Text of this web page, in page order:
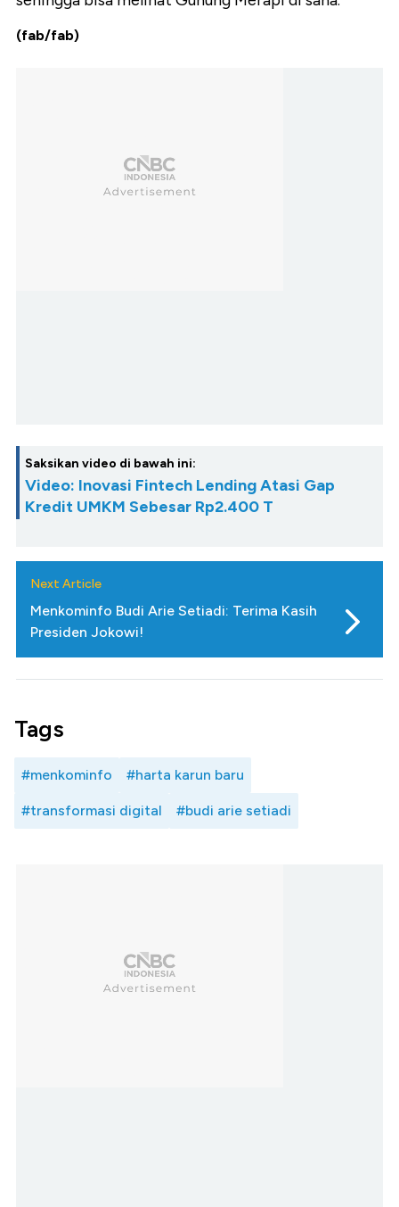
(fab/fab)
Saksikan video di bawah ini:
Video: Inovasi Fintech Lending Atasi Gap
Kredit UMKM Sebesar Rp2.400 T
Next Article
Menkominfo Budi Arie Setiadi: Terima Kasih
Presiden Jokowi!
Tags
#menkominfo #harta karun baru
#transformasi digital #budi arie setiadi